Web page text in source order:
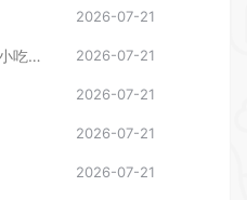
2026-07-21
POJANGMACHA :韩国街头小吃模拟器 2026-07-21
2026-07-21
2026-07-21
2026-07-21